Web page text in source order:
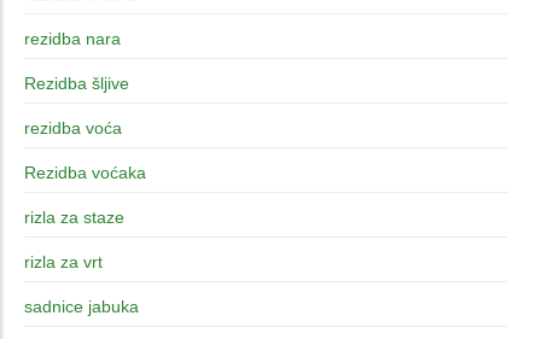
rezidba nara
Rezidba šljive
rezidba voća
Rezidba voćaka
rizla za staze
rizla za vrt
sadnice jabuka